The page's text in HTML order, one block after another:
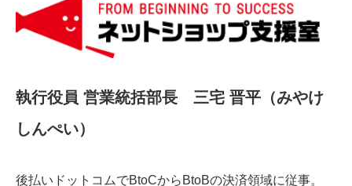
執行役員 営業統括部長 三宅 晋平（みやけ
しんぺい）
後払いドットコムでBtoCからBtoBの決済領域に従事。